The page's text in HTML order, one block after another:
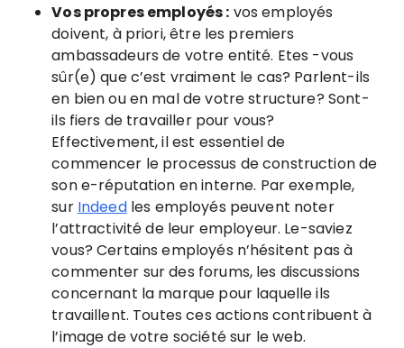
Vos propres employés : vos employés
doivent, à priori, être les premiers
ambassadeurs de votre entité. Etes -vous
sûr(e) que c’est vraiment le cas? Parlent-ils
en bien ou en mal de votre structure? Sont-
ils fiers de travailler pour vous?
Effectivement, il est essentiel de
commencer le processus de construction de
son e-réputation en interne. Par exemple,
sur Indeedles employés peuvent noter
l’attractivité de leur employeur. Le-saviez
vous? Certains employés n’hésitent pas à
commenter sur des forums, les discussions
concernant la marque pour laquelle ils
travaillent. Toutes ces actions contribuent à
l’image de votre société sur le web.